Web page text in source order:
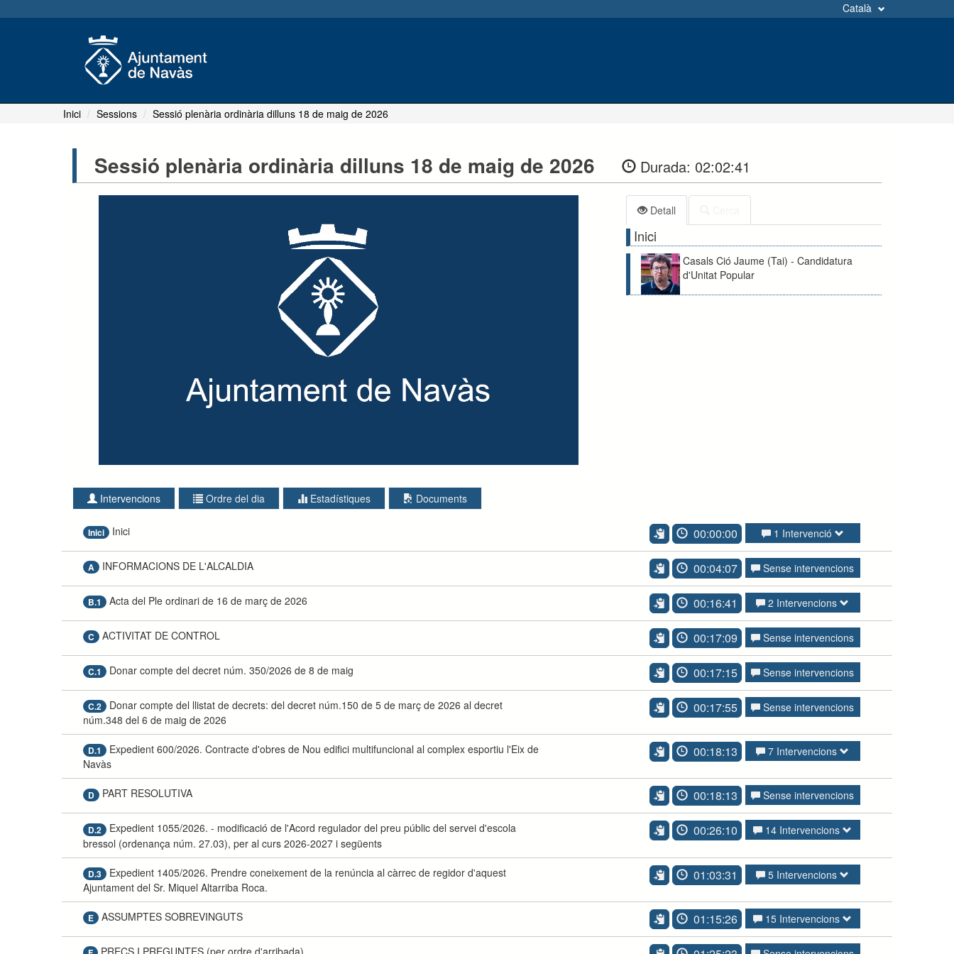
Català
Inici Sessions Sessió plenària ordinària dilluns 18 de maig de 2026
Sessió plenària ordinària dilluns 18 de maig de 2026 Durada: 02:02:41
Detall
Inici
Casals Ció Jaume (Tai) - Candidatura
d'Unitat Popular
Intervencions Ordre del dia Estadístiques Documents
Inici Inici 00:00:00 1 Intervenció
A INFORMACIONS DE L'ALCALDIA 00:04:07 Sense intervencions
B.1 Acta del Ple ordinari de 16 de març de 2026 00:16:41 2 Intervencions
C ACTIVITAT DE CONTROL 00:17:09 Sense intervencions
C.1 Donar compte del decret núm. 350/2026 de 8 de maig 00:17:15 Sense intervencions
C.2
Donar compte del llistat de decrets: del decret núm.150 de 5 de març de 2026 al decret
núm.348 del 6 de maig de 2026
00:17:55 Sense intervencions
D.1
Expedient 600/2026. Contracte d'obres de Nou edifici multifuncional al complex esportiu l'Eix de
Navàs
00:18:13 7 Intervencions
D PART RESOLUTIVA 00:18:13 Sense intervencions
D.2
Expedient 1055/2026. - modificació de l'Acord regulador del preu públic del servei d'escola
bressol (ordenança núm. 27.03), per al curs 2026-2027 i següents
00:26:10 14 Intervencions
D.3
Expedient 1405/2026. Prendre coneixement de la renúncia al càrrec de regidor d'aquest
Ajuntament del Sr. Miquel Altarriba Roca.
01:03:31 5 Intervencions
E ASSUMPTES SOBREVINGUTS 01:15:26 15 Intervencions
PRECS I PREGUNTES (per ordre d'arribada)